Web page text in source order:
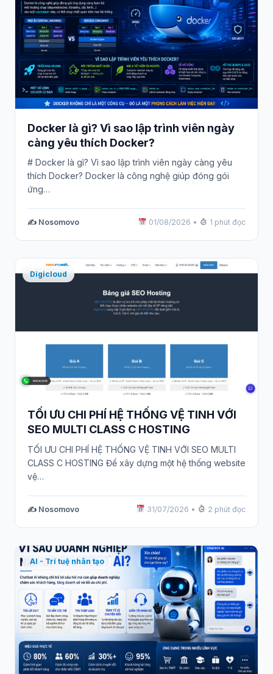
Docker là gì? Vì sao lập trình viên ngày
càng yêu thích Docker?
# Docker là gì? Vì sao lập trình viên ngày càng yêu
thích Docker? Docker là công nghệ giúp đóng gói
ứng…
✍️ Nosomovo 01/08/2026 • 1 phút đọc
Digicloud
TỐI ƯU CHI PHÍ HỆ THỐNG VỆ TINH VỚI
SEO MULTI CLASS C HOSTING
TỐI ƯU CHI PHÍ HỆ THỐNG VỆ TINH VỚI SEO MULTI
CLASS C HOSTING Để xây dựng một hệ thống website
vệ…
✍️ Nosomovo 31/07/2026 • 2 phút đọc
AI - Trí tuệ nhân tạo